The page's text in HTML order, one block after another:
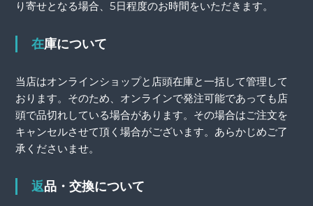
り寄せとなる場合、5日程度のお時間をいただきます。
在庫について
当店はオンラインショップと店頭在庫と一括して管理して
おります。そのため、オンラインで発注可能であっても店
頭で品切れしている場合があります。その場合はご注文を
キャンセルさせて頂く場合がございます。あらかじめご了
承くださいませ。
返品・交換について